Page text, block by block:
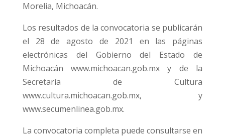
Morelia, Michoacán.
Los resultados de la convocatoria se publicarán
el 28 de agosto de 2021 en las páginas
electrónicas del Gobierno del Estado de
Michoacán www.michoacan.gob.mx y de la
Secretaría de Cultura
www.cultura.michoacan.gob.mx, y
www.secumenlinea.gob.mx.
La convocatoria completa puede consultarse en